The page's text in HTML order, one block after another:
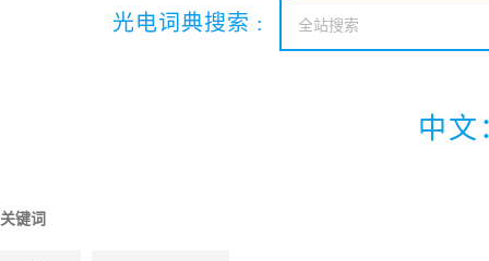
光电词典搜索 :
中
关键词